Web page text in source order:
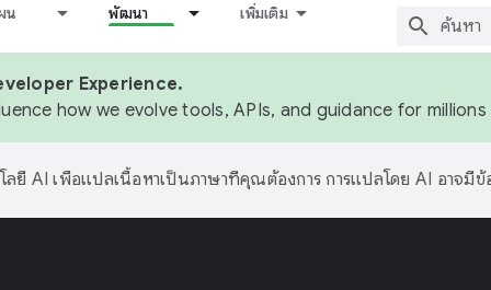
น พัฒนา เพิ่มเติม
Experience.
how we evolve tools, APIs, and guidance for
ลยี AI เพื่อแปลเนื้อหาเป็นภาษาที่คุณต้องการ การแปลโดย AI อาจมี